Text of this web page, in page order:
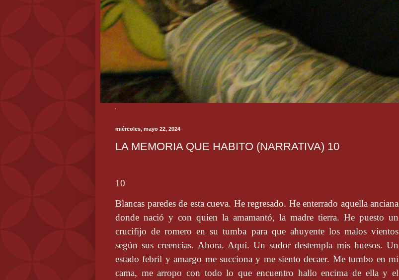
miércoles, mayo 22, 2024
LA MEMORIA QUE HABITO (NARRATIVA) 10
10
Blancas paredes de esta cueva. He regresado. He enterrado aquella anciana
donde nació y con quien la amamantó, la madre tierra. He puesto un
crucifijo de romero en su tumba para que ahuyente los malos vientos
según sus creencias. Ahora. Aquí. Un sudor destempla mis huesos. Un
estado febril y amargo me succiona y me siento decaer. Me tumbo en mi
cama, me arropo con todo lo que encuentro hallo encima de ella y el